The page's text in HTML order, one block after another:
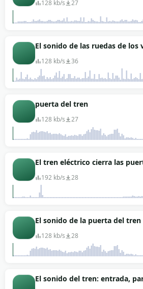
128 kb/s 27
El sonido de las ruedas de los
128 kb/s 36
puerta del tren
128 kb/s 27
El tren eléctrico cierra las
192 kb/s 28
El sonido de la puerta del tren
128 kb/s 28
El sonido del tren: entrada,